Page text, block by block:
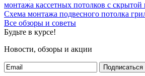
монтажа кассетных потолков с скрытой
Схема монтажа подвесного потолка
Все обзоры и советы
Будьте в курсе!
Новости, обзоры и акции
Подписаться